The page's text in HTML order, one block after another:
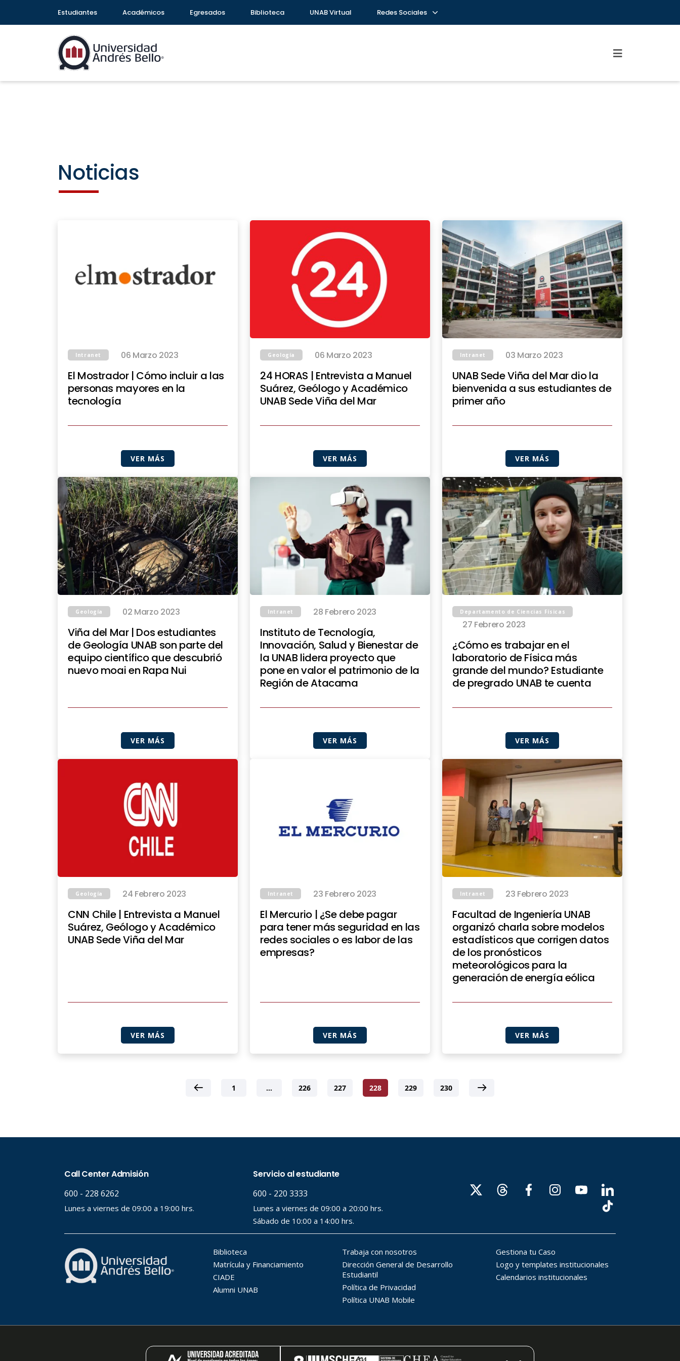
Estudiantes Académicos Egresados Biblioteca UNAB Virtual Redes Sociales
Noticias
Intranet 06 Marzo 2023
El Mostrador | Cómo incluir a las
personas mayores en la
tecnología
VER MÁS
Geología 06 Marzo 2023
24 HORAS | Entrevista a Manuel
Suárez, Geólogo y Académico
UNAB Sede Viña del Mar
VER MÁS
Intranet 03 Marzo 2023
UNAB Sede Viña del Mar dio la
bienvenida a sus estudiantes de
primer año
VER MÁS
Geología 02 Marzo 2023
Viña del Mar | Dos estudiantes
de Geología UNAB son parte del
equipo científico que descubrió
nuevo moai en Rapa Nui
VER MÁS
Intranet 28 Febrero 2023
Instituto de Tecnología,
Innovación, Salud y Bienestar de
la UNAB lidera proyecto que
pone en valor el patrimonio de la
Región de Atacama
VER MÁS
Departamento de Ciencias Físicas
27 Febrero 2023
¿Cómo es trabajar en el
laboratorio de Física más
grande del mundo? Estudiante
de pregrado UNAB te cuenta
VER MÁS
Geología 24 Febrero 2023
CNN Chile | Entrevista a Manuel
Suárez, Geólogo y Académico
UNAB Sede Viña del Mar
VER MÁS
Intranet 23 Febrero 2023
El Mercurio | ¿Se debe pagar
para tener más seguridad en las
redes sociales o es labor de las
empresas?
VER MÁS
Intranet 23 Febrero 2023
Facultad de Ingeniería UNAB
organizó charla sobre modelos
estadísticos que corrigen datos
de los pronósticos
meteorológicos para la
generación de energía eólica
VER MÁS
1 … 226 227 228 229 230